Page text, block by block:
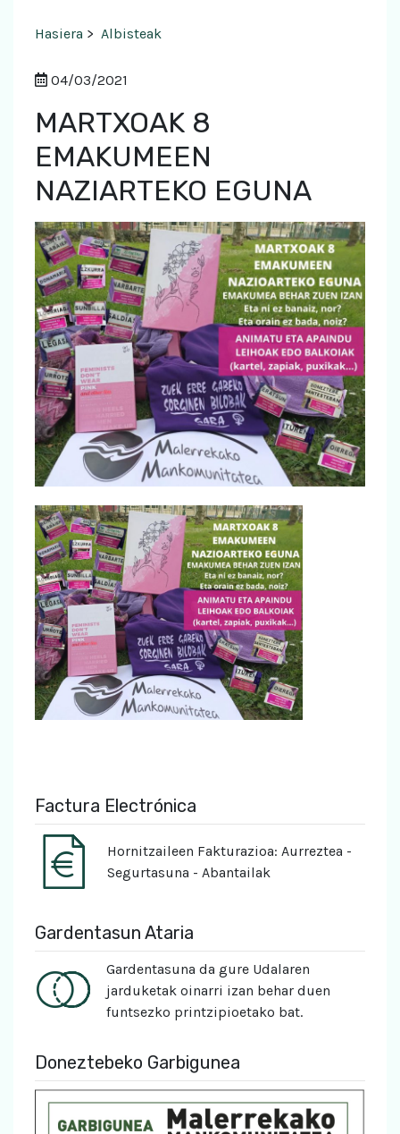
Hasiera > Albisteak
04/03/2021
MARTXOAK 8
EMAKUMEEN
NAZIARTEKO EGUNA
Factura Electrónica
Hornitzaileen Fakturazioa: Aurreztea -
Segurtasuna - Abantailak
Gardentasun Ataria
Gardentasuna da gure Udalaren
jarduketak oinarri izan behar duen
funtsezko printzipioetako bat.
Doneztebeko Garbigunea